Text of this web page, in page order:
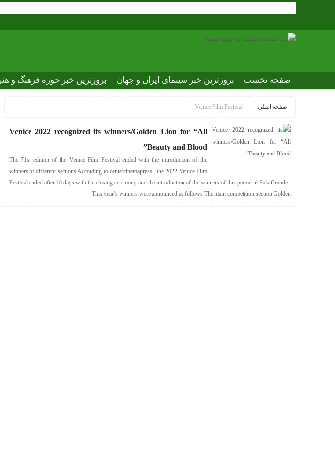
صفحه نخست بروزترین خبر سینمای ایران و جهان بروزترین خبر حوزه فرهنگ و هنر
صفحه اصلی Venice Film Festival
Venice 2022 recognized its winners/Golden Lion for “All
Beauty and Blood”
The 71st edition of the Venice Film Festival ended with the introduction of the
winners of different sections According to centercinemapress , the 2022 Venice Film
Festival ended after 10 days with the closing ceremony and the introduction of the winners of this period in Sala Grande .
This year’s winners were announced as follows The main competition section Golden